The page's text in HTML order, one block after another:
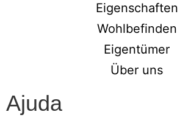
Eigenschaften
Wohlbefinden
Eigentümer
Über uns
Ajuda